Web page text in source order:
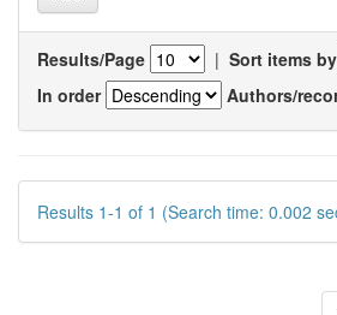
Results/Page | Sort items by
In order
Authors/
Results 1-1 of 1 (Search time: 0.002